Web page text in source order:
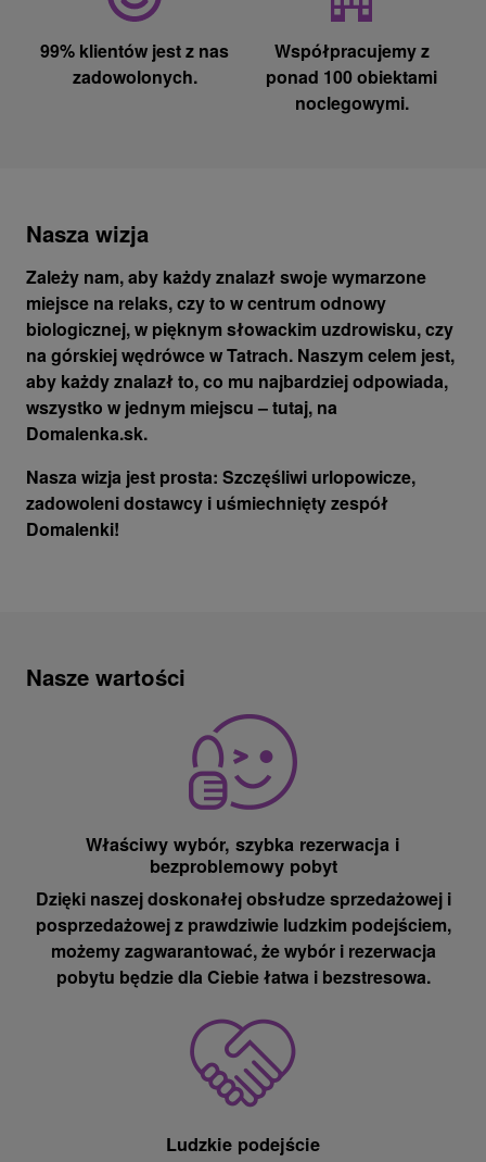
99% klientów jest z nas
zadowolonych.
Współpracujemy z
ponad 100obiektami
noclegowymi.
Nasza wizja
Zależy nam, aby każdy znalazł swoje wymarzone
miejsce na relaks, czy to w centrum odnowy
biologicznej, w pięknym słowackim uzdrowisku, czy
na górskiej wędrówce w Tatrach. Naszym celem jest,
aby każdy znalazł to, co mu najbardziej odpowiada,
wszystko w jednym miejscu – tutaj, na
Domalenka.sk.
Nasza wizja jest prosta: Szczęśliwi urlopowicze,
zadowoleni dostawcy i uśmiechnięty zespół
Domalenki!
Nasze wartości
Właściwy wybór, szybka rezerwacja i
bezproblemowy pobyt
Dzięki naszej doskonałej obsłudze sprzedażowej i
posprzedażowej z prawdziwie ludzkim podejściem,
możemy zagwarantować, że wybór i rezerwacja
pobytu będzie dla Ciebie łatwa i bezstresowa.
Ludzkie podejście